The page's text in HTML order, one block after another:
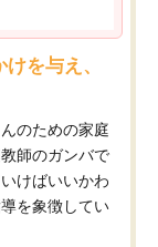
を与え、
のための家庭
師のガンバで
けばいいかわ
を象徴してい